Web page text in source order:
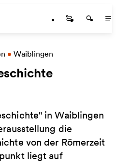
Startseite
• Waiblingen
in Waiblingen
die
von der Römerzeit
liegt auf